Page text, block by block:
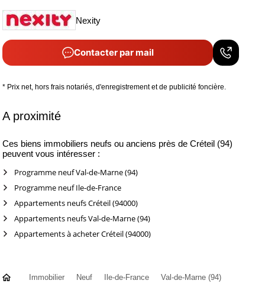
Nexity
Contacter par mail
* Prix net, hors frais notariés, d'enregistrement et de publicité foncière.
A proximité
Ces biens immobiliers neufs ou anciens près de Créteil (94)
peuvent vous intéresser :
Programme neuf Val-de-Marne (94)
Programme neuf Ile-de-France
Appartements neufs Créteil (94000)
Appartements neufs Val-de-Marne (94)
Appartements à acheter Créteil (94000)
Immobilier Neuf Ile-de-France
Val-de-Marne (94)